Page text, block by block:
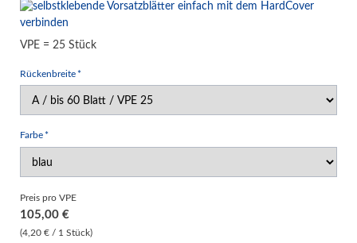
VPE = 25 Stück
Pflichtfeld
Rückenbreite *
Pflichtfeld
Farbe *
Preis pro VPE
105,00 €
(4,20 € / 1 Stück)